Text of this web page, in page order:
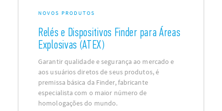
NOVOS PRODUTOS
Relés e Dispositivos Finder para Áreas
Explosivas (ATEX)
Garantir qualidade e segurança ao mercado e
aos usuários diretos de seus produtos, é
premissa básica da Finder, fabricante
especialista com o maior número de
homologações do mundo.